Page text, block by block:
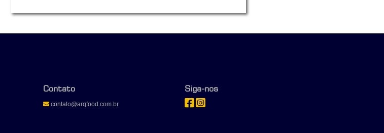
Contato
contato@arqfood.com.br
Siga-nos